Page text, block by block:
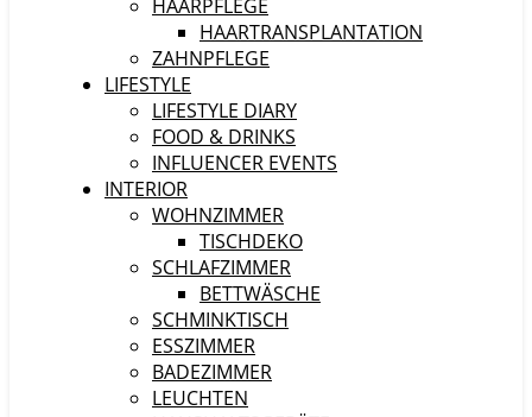
HAARPFLEGE
HAARTRANSPLANTATION
ZAHNPFLEGE
LIFESTYLE
LIFESTYLE DIARY
FOOD & DRINKS
INFLUENCER EVENTS
INTERIOR
WOHNZIMMER
TISCHDEKO
SCHLAFZIMMER
BETTWÄSCHE
SCHMINKTISCH
ESSZIMMER
BADEZIMMER
LEUCHTEN